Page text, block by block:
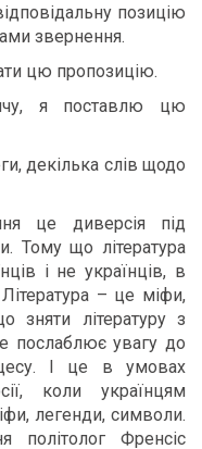
позицію
звернення.
цю пропозицію.
я поставлю цю
декілька слів щодо
це диверсія під
Тому що література
і не українців, в
– це міфи,
зняти літературу з
послаблює увагу до
І це в умовах
коли українцям
легенди, символи.
політолог Френсіс